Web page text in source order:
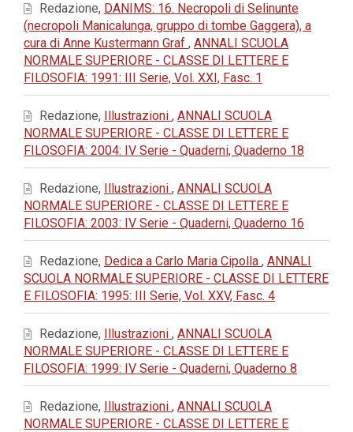
Redazione, DANIMS: 16. Necropoli di Selinunte
(necropoli Manicalunga, gruppo di tombe Gaggera), a
cura di Anne Kustermann Graf , ANNALI SCUOLA
NORMALE SUPERIORE - CLASSE DI LETTERE E
FILOSOFIA: 1991: III Serie, Vol. XXI, Fasc. 1
Redazione, Illustrazioni , ANNALI SCUOLA
NORMALE SUPERIORE - CLASSE DI LETTERE E
FILOSOFIA: 2004: IV Serie - Quaderni, Quaderno 18
Redazione, Illustrazioni , ANNALI SCUOLA
NORMALE SUPERIORE - CLASSE DI LETTERE E
FILOSOFIA: 2003: IV Serie - Quaderni, Quaderno 16
Redazione, Dedica a Carlo Maria Cipolla , ANNALI
SCUOLA NORMALE SUPERIORE - CLASSE DI LETTERE
E FILOSOFIA: 1995: III Serie, Vol. XXV, Fasc. 4
Redazione, Illustrazioni , ANNALI SCUOLA
NORMALE SUPERIORE - CLASSE DI LETTERE E
FILOSOFIA: 1999: IV Serie - Quaderni, Quaderno 8
Redazione, Illustrazioni , ANNALI SCUOLA
NORMALE SUPERIORE - CLASSE DI LETTERE E